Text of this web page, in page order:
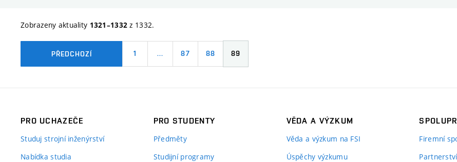
Zobrazeny aktuality 1321–1332 z 1332.
PŘEDCHOZÍ 1 … 87 88 89
PRO UCHAZEČE
Studuj strojní inženýrství
Nabídka studia
PRO STUDENTY
Předměty
Studijní programy
VĚDA A VÝZKUM
Věda a výzkum na FSI
Úspěchy výzkumu
Firemní